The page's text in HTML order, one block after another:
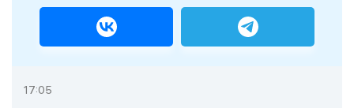
17:05